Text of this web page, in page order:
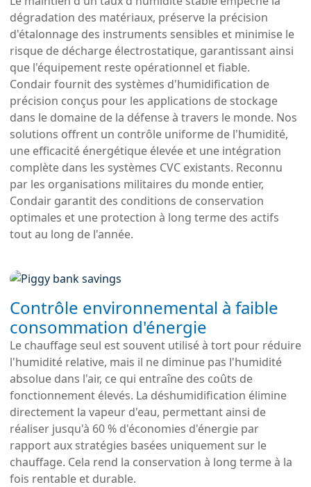
dégradation des matériaux, préserve la précision
d'étalonnage des instruments sensibles et minimise le
risque de décharge électrostatique, garantissant ainsi
que l'équipement reste opérationnel et fiable.
Condair fournit des systèmes d'humidification de
précision conçus pour les applications de stockage
dans le domaine de la défense à travers le monde. Nos
solutions offrent un contrôle uniforme de l'humidité,
une efficacité énergétique élevée et une intégration
complète dans les systèmes CVC existants. Reconnu
par les organisations militaires du monde entier,
Condair garantit des conditions de conservation
optimales et une protection à long terme des actifs
tout au long de l'année.
Contrôle environnemental à faible
consommation d'énergie
Le chauffage seul est souvent utilisé à tort pour réduire
l'humidité relative, mais il ne diminue pas l'humidité
absolue dans l'air, ce qui entraîne des coûts de
fonctionnement élevés. La déshumidification élimine
directement la vapeur d'eau, permettant ainsi de
réaliser jusqu'à 60 % d'économies d'énergie par
rapport aux stratégies basées uniquement sur le
chauffage. Cela rend la conservation à long terme à la
fois rentable et durable.